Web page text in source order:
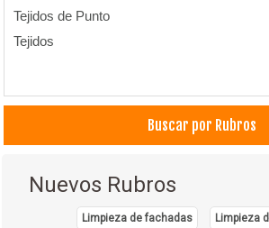
Tejidos de Punto
Tejidos
Buscar por Rubros
Nuevos Rubros
Limpieza de fachadas Limpieza